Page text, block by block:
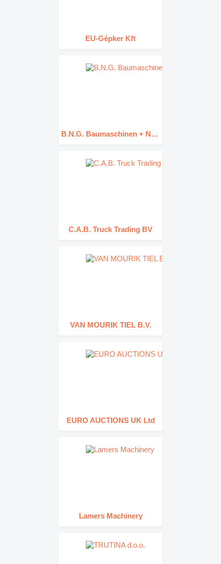
EU-Gépker Kft
B.N.G. Baumaschinen + Nutzfahrzeug GmbH
C.A.B. Truck Trading BV
VAN MOURIK TIEL B.V.
EURO AUCTIONS UK Ltd
Lamers Machinery